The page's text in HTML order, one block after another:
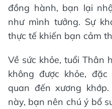
đồng hành, bạn lại
như mình tưởng. Sự
thực tế khiến bạn cảm
Về sức khỏe, tuổi Thân
không được khỏe,
quan đến xương
này, bạn nên chú ý bổ